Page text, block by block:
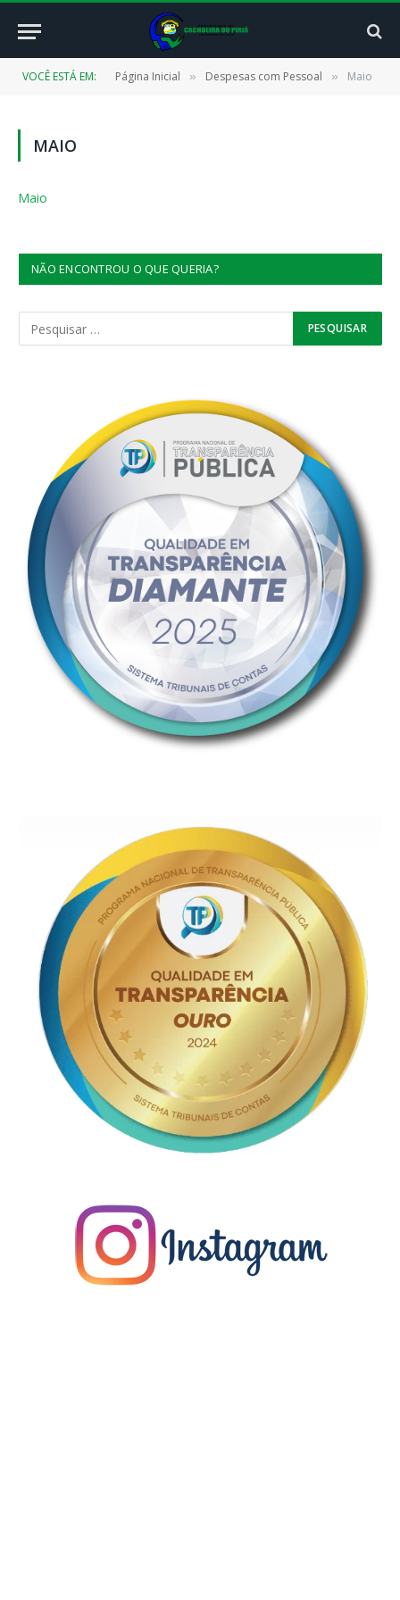
VOCÊ ESTÁ EM: Página Inicial » Despesas com Pessoal » Maio
MAIO
Maio
NÃO ENCONTROU O QUE QUERIA?